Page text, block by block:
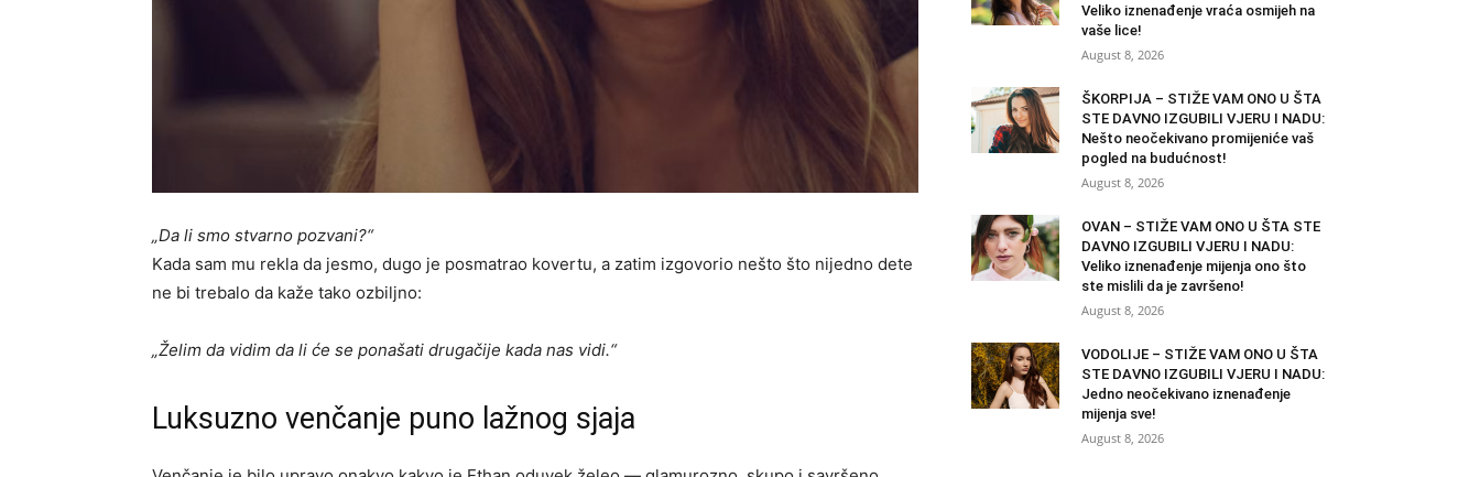
„Da li smo stvarno pozvani?“
Kada sam mu rekla da jesmo, dugo je posmatrao kovertu, a zatim izgovorio nešto što nijedno dete
ne bi trebalo da kaže tako ozbiljno:
„Želim da vidim da li će se ponašati drugačije kada nas vidi.“
Luksuzno venčanje puno lažnog sjaja
Veliko iznenađenje vraća osmijeh na
vaše lice!
August 8, 2026
ŠKORPIJA – STIŽE VAM ONO U ŠTA
STE DAVNO IZGUBILI VJERU I NADU:
Nešto neočekivano promijeniće vaš
pogled na budućnost!
August 8, 2026
OVAN – STIŽE VAM ONO U ŠTA STE
DAVNO IZGUBILI VJERU I NADU:
Veliko iznenađenje mijenja ono što
ste mislili da je završeno!
August 8, 2026
VODOLIJE – STIŽE VAM ONO U ŠTA
STE DAVNO IZGUBILI VJERU I NADU:
Jedno neočekivano iznenađenje
mijenja sve!
August 8, 2026